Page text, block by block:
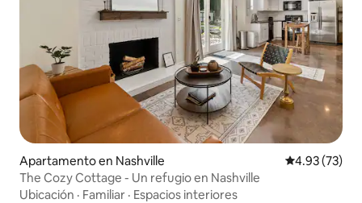
Apartamento en Nashville Calificación
4.93 (73)
The Cozy Cottage - Un refugio en Nashville
Ubicación · Familiar · Espacios interiores